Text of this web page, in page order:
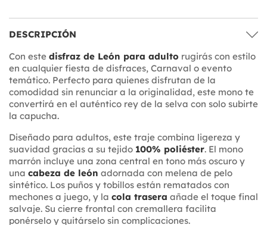
DESCRIPCIÓN
Con este disfraz de León para adulto rugirás con estilo
en cualquier fiesta de disfraces, Carnaval o evento
temático. Perfecto para quienes disfrutan de la
comodidad sin renunciar a la originalidad, este mono te
convertirá en el auténtico rey de la selva con solo subirte
la capucha.
Diseñado para adultos, este traje combina ligereza y
suavidad gracias a su tejido 100% poliéster. El mono
marrón incluye una zona central en tono más oscuro y
una cabeza de león adornada con melena de pelo
sintético. Los puños y tobillos están rematados con
mechones a juego, y la cola trasera añade el toque final
salvaje. Su cierre frontal con cremallera facilita
ponérselo y quitárselo sin complicaciones.